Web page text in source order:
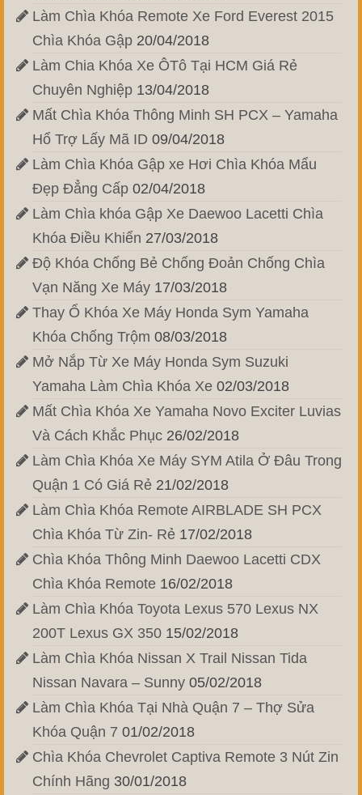
Làm Chìa Khóa Remote Xe Ford Everest 2015
Chìa Khóa Gập 20/04/2018
Làm Chia Khóa Xe ÔTô Tại HCM Giá Rẻ
Chuyên Nghiệp 13/04/2018
Mất Chìa Khóa Thông Minh SH PCX – Yamaha
Hổ Trợ Lấy Mã ID 09/04/2018
Làm Chìa Khóa Gập xe Hơi Chìa Khóa Mẩu
Đẹp Đẳng Cấp 02/04/2018
Làm Chìa khóa Gập Xe Daewoo Lacetti Chìa
Khóa Điều Khiển 27/03/2018
Độ Khóa Chống Bẻ Chống Đoản Chống Chìa
Vạn Năng Xe Máy 17/03/2018
Thay Ổ Khóa Xe Máy Honda Sym Yamaha
Khóa Chống Trộm 08/03/2018
Mở Nắp Từ Xe Máy Honda Sym Suzuki
Yamaha Làm Chìa Khóa Xe 02/03/2018
Mất Chìa Khóa Xe Yamaha Novo Exciter Luvias
Và Cách Khắc Phục 26/02/2018
Làm Chìa Khóa Xe Máy SYM Atila Ở Đâu Trong
Quận 1 Có Giá Rẻ 21/02/2018
Làm Chìa Khóa Remote AIRBLADE SH PCX
Chìa Khóa Từ Zin- Rẻ 17/02/2018
Chìa Khóa Thông Minh Daewoo Lacetti CDX
Chìa Khóa Remote 16/02/2018
Làm Chìa Khóa Toyota Lexus 570 Lexus NX
200T Lexus GX 350 15/02/2018
Làm Chìa Khóa Nissan X Trail Nissan Tida
Nissan Navara – Sunny 05/02/2018
Làm Chìa Khóa Tại Nhà Quận 7 – Thợ Sửa
Khóa Quận 7 01/02/2018
Chìa Khóa Chevrolet Captiva Remote 3 Nút Zin
Chính Hãng 30/01/2018